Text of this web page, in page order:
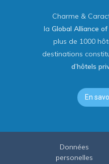
Charme &
la Global Alliance
plus de 1000
destinations
d’hôtels
En
Données
personelles